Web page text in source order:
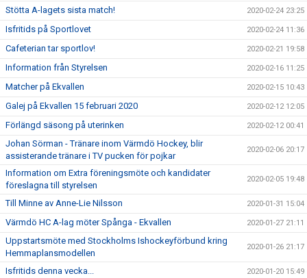
Stötta A-lagets sista match! 2020-02-24 23:25
Isfritids på Sportlovet 2020-02-24 11:36
Cafeterian tar sportlov! 2020-02-21 19:58
Information från Styrelsen 2020-02-16 11:25
Matcher på Ekvallen 2020-02-15 10:43
Galej på Ekvallen 15 februari 2020 2020-02-12 12:05
Förlängd säsong på uterinken 2020-02-12 00:41
Johan Sörman - Tränare inom Värmdö Hockey, blir
assisterande tränare i TV pucken för pojkar
2020-02-06 20:17
Information om Extra föreningsmöte och kandidater
föreslagna till styrelsen
2020-02-05 19:48
Till Minne av Anne-Lie Nilsson 2020-01-31 15:04
Värmdö HC A-lag möter Spånga - Ekvallen 2020-01-27 21:11
Uppstartsmöte med Stockholms Ishockeyförbund kring
Hemmaplansmodellen
2020-01-26 21:17
Isfritids denna vecka... 2020-01-20 15:49